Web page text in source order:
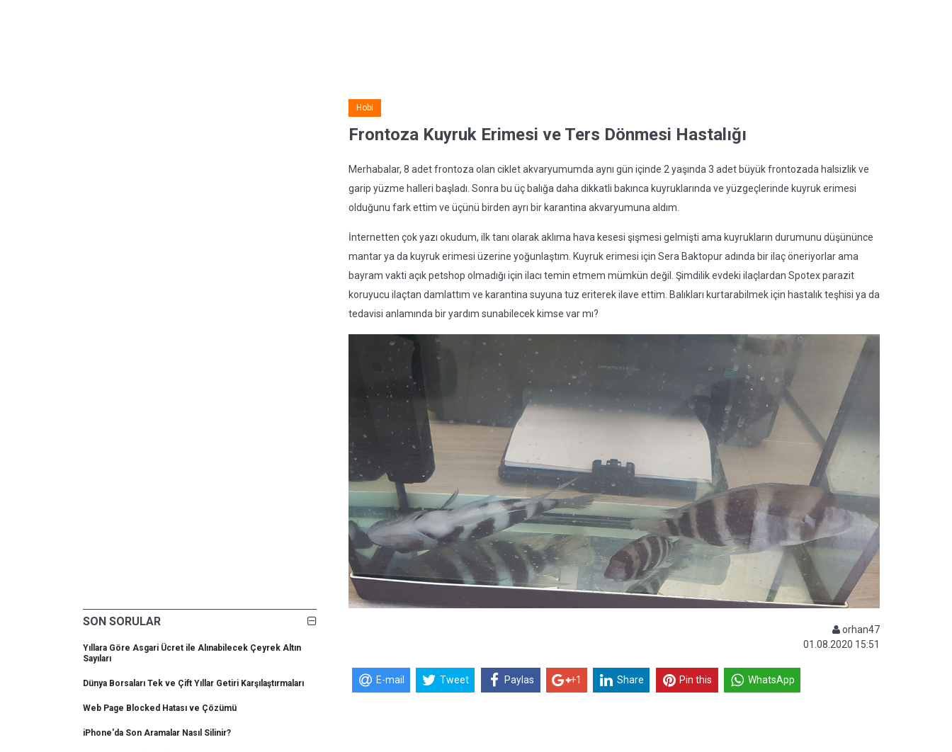
SON SORULAR
Yıllara Göre Asgari Ücret ile Alınabilecek Çeyrek Altın
Sayıları
Dünya Borsaları Tek ve Çift Yıllar Getiri Karşılaştırmaları
Web Page Blocked Hatası ve Çözümü
iPhone'da Son Aramalar Nasıl Silinir?
Hobi
Frontoza Kuyruk Erimesi ve Ters Dönmesi Hastalığı
Merhabalar, 8 adet frontoza olan ciklet akvaryumumda aynı gün içinde 2 yaşında 3 adet büyük frontozada halsizlik ve
garip yüzme halleri başladı. Sonra bu üç balığa daha dikkatli bakınca kuyruklarında ve yüzgeçlerinde kuyruk erimesi
olduğunu fark ettim ve üçünü birden ayrı bir karantina akvaryumuna aldım.
İnternetten çok yazı okudum, ilk tanı olarak aklıma hava kesesi şişmesi gelmişti ama kuyrukların durumunu düşününce
mantar ya da kuyruk erimesi üzerine yoğunlaştım. Kuyruk erimesi için Sera Baktopur adında bir ilaç öneriyorlar ama
bayram vakti açık petshop olmadığı için ilacı temin etmem mümkün değil. Şimdilik evdeki ilaçlardan Spotex parazit
koruyucu ilaçtan damlattım ve karantina suyuna tuz eriterek ilave ettim. Balıkları kurtarabilmek için hastalık teşhisi ya da
tedavisi anlamında bir yardım sunabilecek kimse var mı?
orhan47
01.08.2020 15:51
E-mail Tweet Paylas +1 Share Pin this WhatsApp